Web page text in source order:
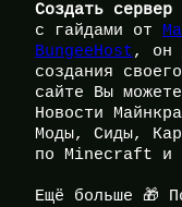
Создать сервер
с гайдами от
BungeeHost, он
создания
сайте Вы
Новости
Моды, Сиды,
по Minecraft и
Ещё больше 🎁